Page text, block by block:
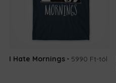
I Hate Mornings 5990 Ft-tól